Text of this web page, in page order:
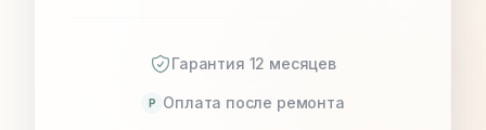
Гарантия 12 месяцев
P Оплата после ремонта